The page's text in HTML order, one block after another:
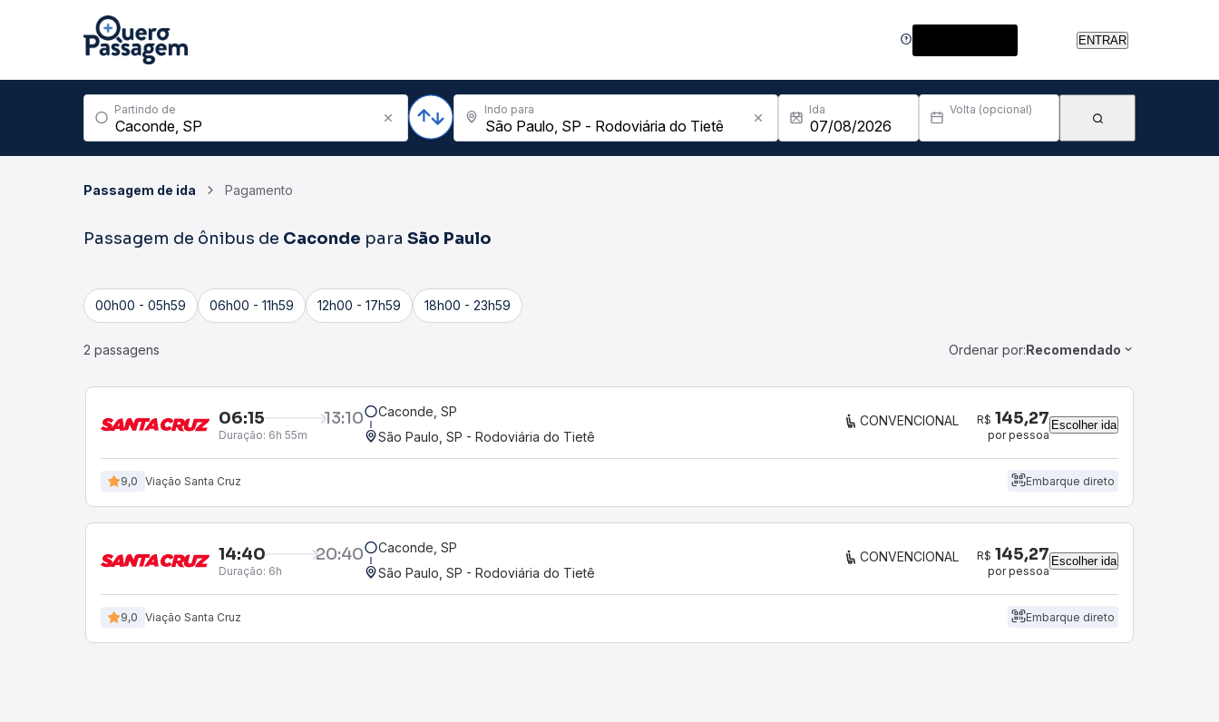
ENTRAR
Partindo de Indo para Ida Volta (opcional)
Passagem de ida Pagamento
Passagem de ônibus de Caconde para São Paulo
00h00 - 05h59 06h00 - 11h59 12h00 - 17h59 18h00 - 23h59
2 passagens Ordenar por:Recomendado
06:15 13:10
Duração: 6h 55m
Caconde, SP
São Paulo, SP - Rodoviária do Tietê
CONVENCIONAL R$ 145,27
por pessoa
Escolher ida
9,0 Viação Santa Cruz Embarque direto
14:40 20:40
Duração: 6h
Caconde, SP
São Paulo, SP - Rodoviária do Tietê
CONVENCIONAL R$ 145,27
por pessoa
Escolher ida
9,0 Viação Santa Cruz Embarque direto